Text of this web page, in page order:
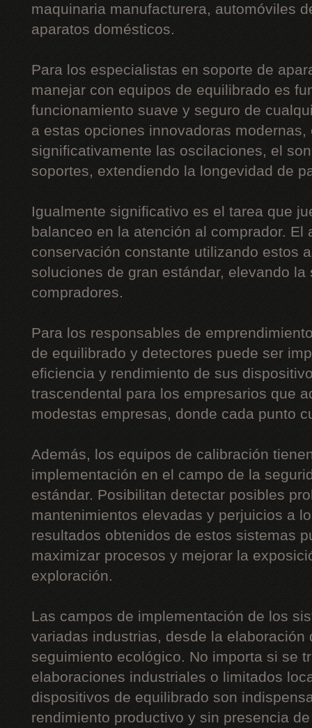
maquinaria manufacturera, automóviles
aparatos domésticos.
Para los especialistas en soporte de
manejar con equipos de equilibrado es
funcionamiento suave y seguro de
a estas opciones innovadoras
significativamente las oscilaciones, el
soportes, extendiendo la longevidad de
Igualmente significativo es el tarea que
balanceo en la atención al comprador. El
conservación constante utilizando estos
soluciones de gran estándar, elevando
compradores.
Para los responsables de
de equilibrado y detectores puede ser
eficiencia y rendimiento de sus
trascendental para los empresarios que
modestas empresas, donde cada punto
Además, los equipos de calibración
implementación en el campo de la
estándar. Posibilitan detectar posibles
mantenimientos elevadas y perjuicios a
resultados obtenidos de estos sistemas
maximizar procesos y mejorar la
exploración.
Las campos de implementación de los
variadas industrias, desde la elaboración
seguimiento ecológico. No importa si se
elaboraciones industriales o limitados
dispositivos de equilibrado son
rendimiento productivo y sin presencia